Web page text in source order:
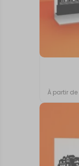
À partir de